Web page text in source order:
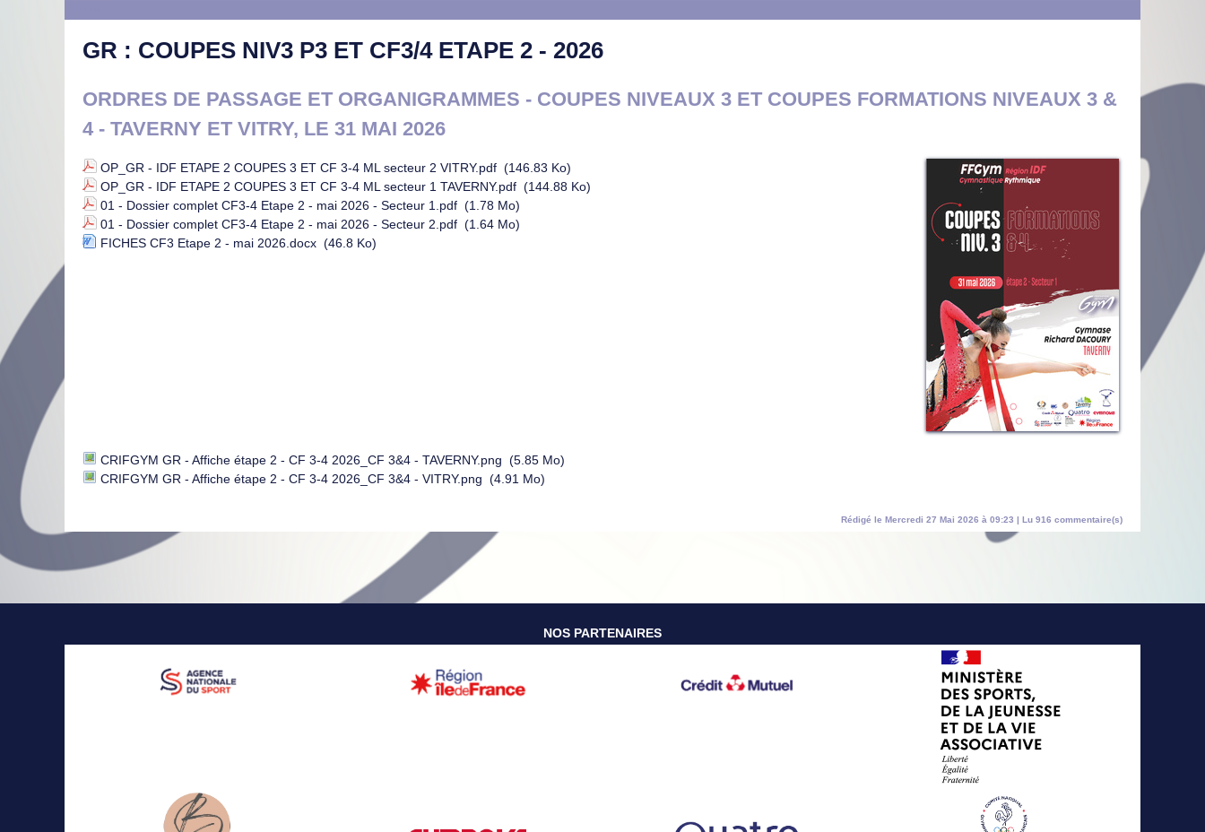
GR : COUPES NIV3 P3 ET CF3/4 ETAPE 2 - 2026
ORDRES DE PASSAGE ET ORGANIGRAMMES - COUPES NIVEAUX 3 ET COUPES FORMATIONS NIVEAUX 3 &
4 - TAVERNY ET VITRY, LE 31 MAI 2026
OP_GR - IDF ETAPE 2 COUPES 3 ET CF 3-4 ML secteur 2 VITRY.pdf (146.83 Ko)
OP_GR - IDF ETAPE 2 COUPES 3 ET CF 3-4 ML secteur 1 TAVERNY.pdf (144.88 Ko)
01 - Dossier complet CF3-4 Etape 2 - mai 2026 - Secteur 1.pdf (1.78 Mo)
01 - Dossier complet CF3-4 Etape 2 - mai 2026 - Secteur 2.pdf (1.64 Mo)
FICHES CF3 Etape 2 - mai 2026.docx (46.8 Ko)
CRIFGYM GR - Affiche étape 2 - CF 3-4 2026_CF 3&4 - TAVERNY.png (5.85 Mo)
CRIFGYM GR - Affiche étape 2 - CF 3-4 2026_CF 3&4 - VITRY.png (4.91 Mo)
Rédigé le Mercredi 27 Mai 2026 à 09:23 | Lu 916 commentaire(s)
NOS PARTENAIRES